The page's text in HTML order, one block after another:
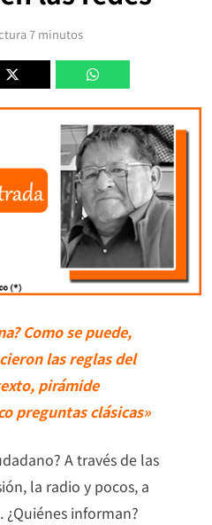
7 minutos
Como se puede,
las reglas del
pirámide
preguntas clásicas»
A través de las
la radio y pocos, a
informan?